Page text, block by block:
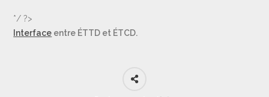
*/ ?>
Interface entre ÉTTD et ÉTCD.